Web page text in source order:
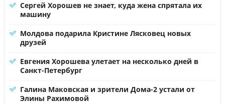
Сергей Хорошев не знает, куда жена спрятала их
машину
Молдова подарила Кристине Лясковец новых
друзей
Евгения Хорошева улетает на несколько дней в
Санкт-Петербург
Галина Маковская и зрители Дома-2 устали от
Элины Рахимовой